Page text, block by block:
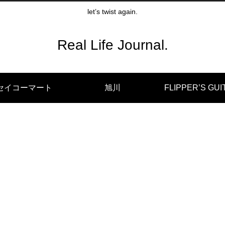
let’s twist again.
Real Life Journal.
イコーマート 旭川 FLIPPER’S